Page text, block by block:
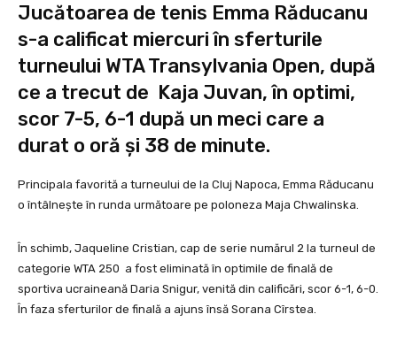
Jucătoarea de tenis Emma Răducanu
s-a calificat miercuri în sferturile
turneului WTA Transylvania Open, după
ce a trecut de Kaja Juvan, în optimi,
scor 7-5, 6-1 după un meci care a
durat o oră şi 38 de minute.
Principala favorită a turneului de la Cluj Napoca, Emma Răducanu
o întâlnește în runda următoare pe poloneza Maja Chwalinska.
În schimb, Jaqueline Cristian, cap de serie numărul 2 la turneul de
categorie WTA 250 a fost eliminată în optimile de finală de
sportiva ucraineană Daria Snigur, venită din calificări, scor 6-1, 6-0.
În faza sferturilor de finală a ajuns însă Sorana Cîrstea.